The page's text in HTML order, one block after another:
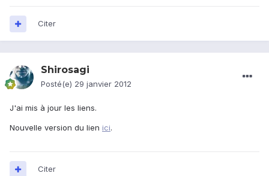
Citer
Shirosagi
Posté(e) 29 janvier 2012
J'ai mis à jour les liens.
Nouvelle version du lien ici.
Citer